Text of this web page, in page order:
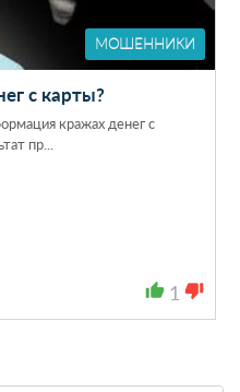
МОШЕННИКИ
с карты?
кражах денег с
пр...
thumb_up 1 thumb_down